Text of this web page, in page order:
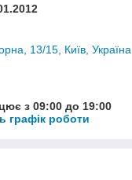
13/15, Київ, Україна
з 09:00 до 19:00
графік роботи